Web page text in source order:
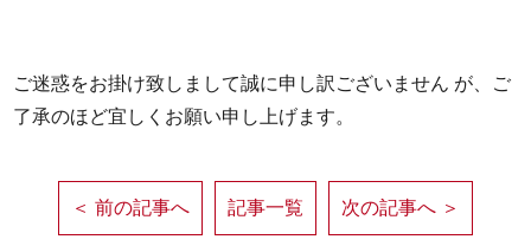
ご迷惑をお掛け致しまして誠に申し訳ございません が、ご
了承のほど宜しくお願い申し上げます。
＜ 前の記事へ 記事一覧 次の記事へ ＞